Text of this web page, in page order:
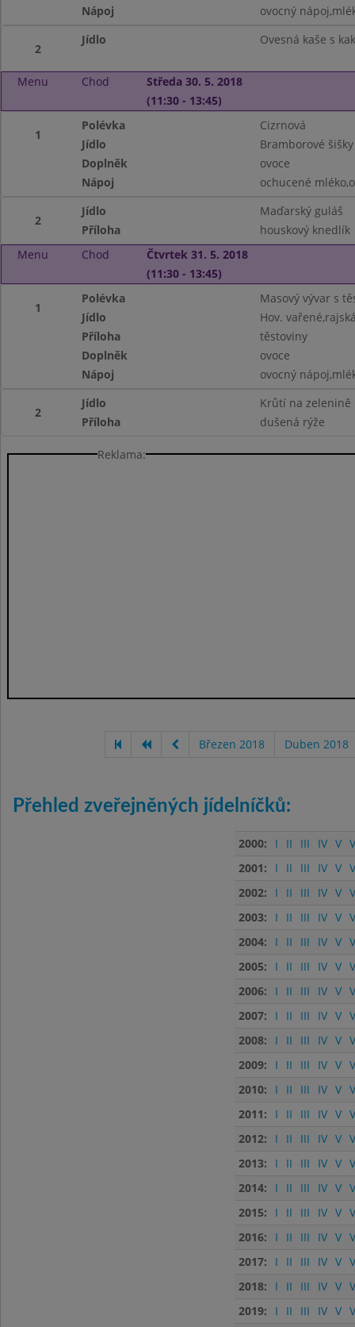
Nápoj
ovocný
2
Jídlo Ovesná kaše s
Menu Chod
Středa 30. 5. 2018
(11:30 - 13:45)
1
Polévka
Cizrnová
Jídlo
Bramborové
Doplněk
ovoce
Nápoj
ochucené
2
Jídlo
Maďarský guláš
Příloha
houskový knedlík
Menu
Chod
Čtvrtek 31. 5. 2018
(11:30 - 13:45)
1
Polévka
Masový vývar s
Jídlo
Hov.
Příloha
těstoviny
Doplněk
ovoce
Nápoj
ovocný
2
Jídlo
Krůtí na zelenině
Příloha
dušená rýže
Reklama:
Březen 2018 Duben 2018
Přehled zveřejněných jídelníčků:
2000: I II III IV V
2001:
I II III IV V
2002:
I II III IV V
2003:
I II III IV V
2004:
I II III IV V
2005:
I II III IV V
2006:
I II III IV V
2007:
I II III IV V
2008:
I II III IV V
2009:
I II III IV V
2010:
I II III IV V
2011:
I II III IV V
2012:
I II III IV V
2013:
I II III IV V
2014:
I II III IV V
2015:
I II III IV V
2016:
I II III IV V
2017:
I II III IV V
2018:
I II III IV V
2019:
I II III IV V